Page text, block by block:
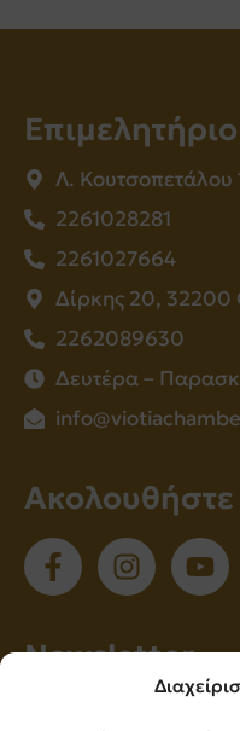
Λ. Κουτσοπετάλου
2261028281
2261027664
Δίρκης 20,
2262089630
Δευτέρα –
Νewsletter